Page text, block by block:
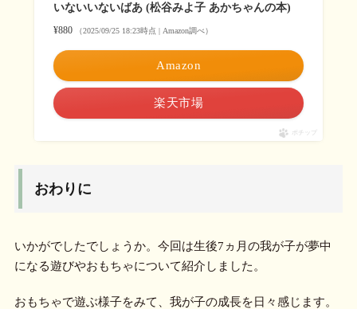
いないいないばあ (松谷みよ子 あかちゃんの本)
¥880 （2025/09/25 18:23時点 | Amazon調べ）
Amazon
楽天市場
ポチップ
おわりに
いかがでしたでしょうか。今回は生後7ヵ月の我が子が夢中
になる遊びやおもちゃについて紹介しました。
おもちゃで遊ぶ様子をみて、我が子の成長を日々感じます。